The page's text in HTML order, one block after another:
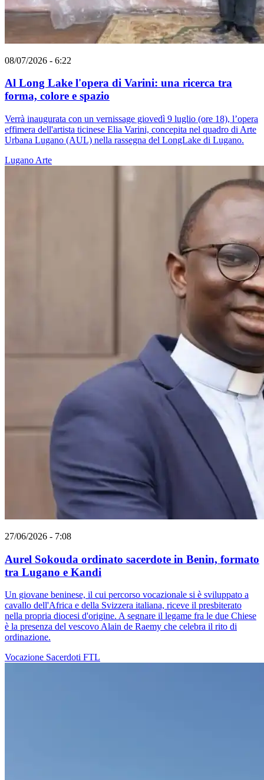
08/07/2026 - 6:22
Al Long Lake l'opera di Varini: una ricerca tra
forma, colore e spazio
Verrà inaugurata con un vernissage giovedì 9 luglio (ore 18), l’opera
effimera dell'artista ticinese Elia Varini, concepita nel quadro di Arte
Urbana Lugano (AUL) nella rassegna del LongLake di Lugano.
Lugano Arte
27/06/2026 - 7:08
Aurel Sokouda ordinato sacerdote in Benin, formato
tra Lugano e Kandi
Un giovane beninese, il cui percorso vocazionale si è sviluppato a
cavallo dell'Africa e della Svizzera italiana, riceve il presbiterato
nella propria diocesi d'origine. A segnare il legame fra le due Chiese
è la presenza del vescovo Alain de Raemy che celebra il rito di
ordinazione.
Vocazione Sacerdoti FTL